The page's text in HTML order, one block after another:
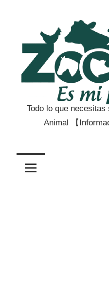
contenido
Zootecnia
Veterinaria
Todo lo que
Animal 【